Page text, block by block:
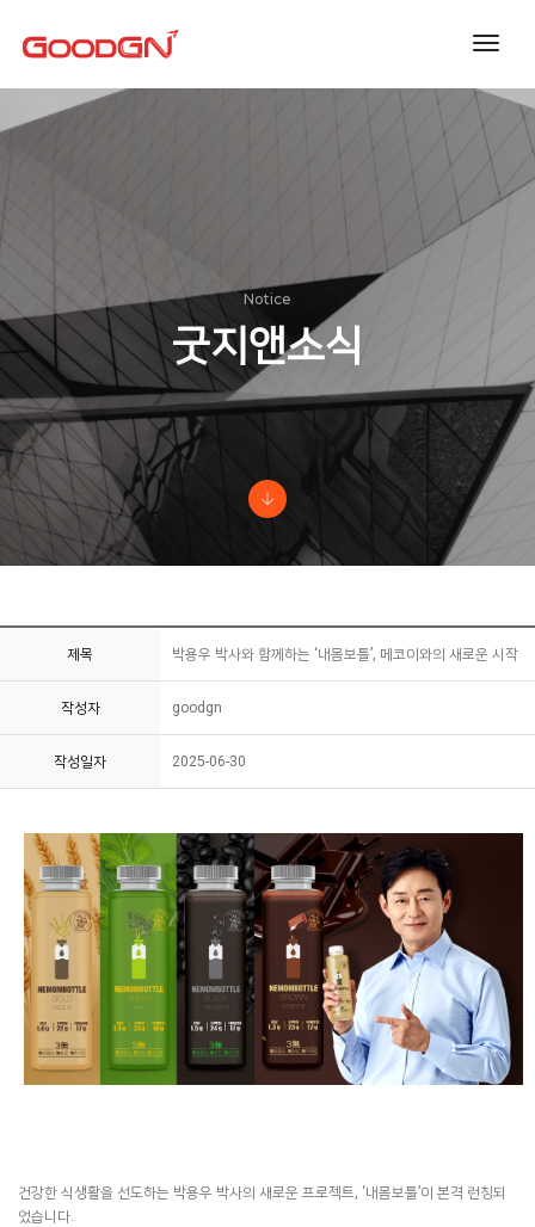
Notice
굿지앤소식
제목 박용우 박사와 함께하는 ‘내몸보틀’, 메코이와의 새로운 시작
작성자 goodgn
작성일자 2025-06-30
건강한 식생활을 선도하는 박용우 박사의 새로운 프로젝트, ‘내몸보틀’이 본격 런칭되
었습니다.